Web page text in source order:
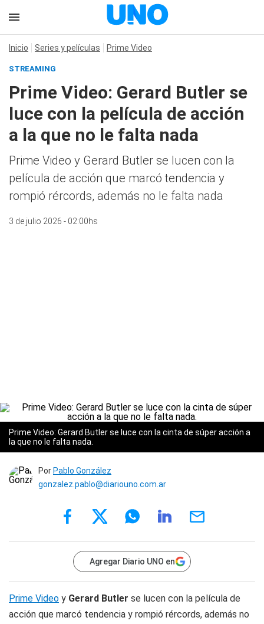
Inicio Series y películas Prime Video
STREAMING
Prime Video: Gerard Butler se
luce con la película de acción
a la que no le falta nada
Prime Video y Gerard Butler se lucen con la
película de acción que marcó tendencia y
rompió rércords, además no le falta nada
3 de julio 2026 - 02:00hs
Prime Video: Gerard Butler se luce con la cinta de súper acción a
la que no le falta nada.
Por Pablo González
gonzalez.pablo@diariouno.com.ar
Agregar Diario UNO en
Prime Video y Gerard Butler se lucen con la película de
acción que marcó tendencia y rompió rércords, además no